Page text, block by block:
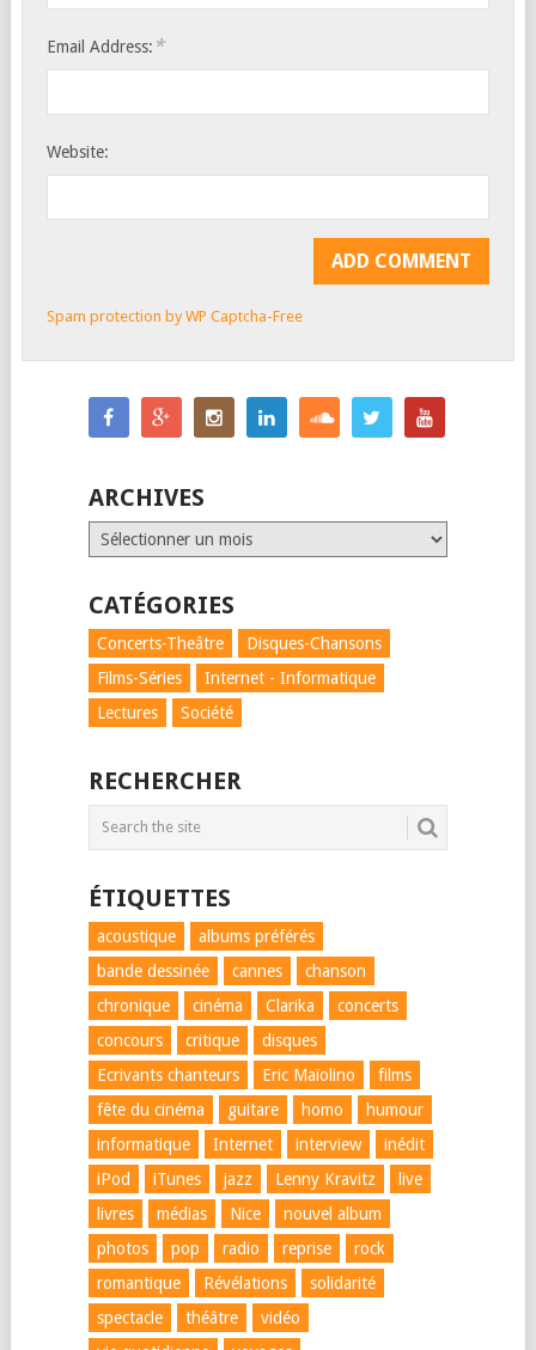
Email Address: *
Website:
Spam protection by WP Captcha-Free
ARCHIVES
Archives
CATÉGORIES
Concerts-Theâtre
Disques-Chansons
Films-Séries
Internet - Informatique
Lectures
Société
RECHERCHER
ÉTIQUETTES
acoustique
albums préférés
bande dessinée
cannes
chanson
chronique
cinéma Clarika
concerts
concours
critique
disques
Ecrivants chanteurs
Eric Maïolino
films
fête du cinéma
guitare homo
humour
informatique
Internet interview
inédit
iPod
iTunes jazz Lenny Kravitz
live
livres
médias Nice
nouvel album
photos
pop radio reprise
rock
romantique
Révélations
solidarité
spectacle
théâtre
vidéo